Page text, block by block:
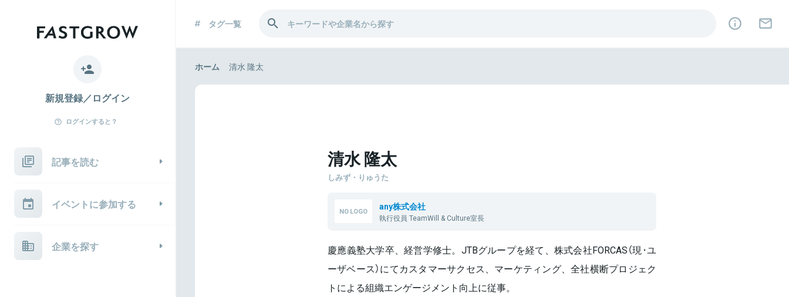
新規登録／ログイン
ログインすると？
記事を読む
イベントに参加する
企業を探す
タグ一覧
ホーム 清水 隆太
清水 隆太
しみず・りゅうた
any株式会社
執行役員 TeamWill & Culture室長
慶應義塾大学卒、経営学修士。JTBグループを経て、株式会社FORCAS（現･ユ
ーザベース）にてカスタマーサクセス、マーケティング、全社横断プロジェク
トによる組織エンゲージメント向上に従事。